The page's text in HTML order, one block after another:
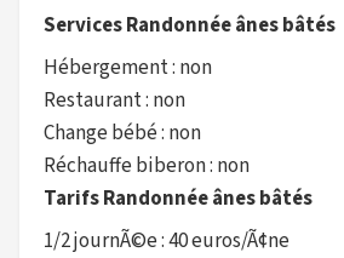
Services Randonnée ânes bâtés
Hébergement : non
Restaurant : non
Change bébé : non
Réchauffe biberon : non
Tarifs Randonnée ânes bâtés
1/2 journÃ©e : 40 euros/Ã¢ne